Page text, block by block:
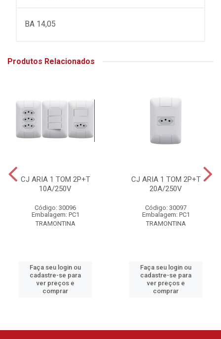
BA 14,05
Produtos Relacionados
CJ ARIA 1 TOM 2P+T
10A/250V
Código: 30096
Embalagem: PC1
TRAMONTINA
Faça seu login ou
cadastre-se para
ver preços e
comprar
CJ ARIA 1 TOM 2P+T
20A/250V
Código: 30097
Embalagem: PC1
TRAMONTINA
Faça seu login ou
cadastre-se para
ver preços e
comprar